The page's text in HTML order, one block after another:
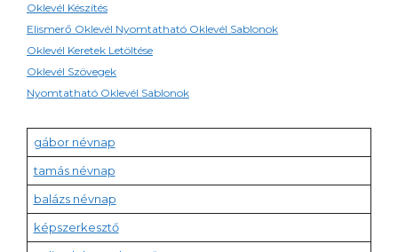
Oklevél Készítés
Elismerő Oklevél Nyomtatható Oklevél Sablonok
Oklevél Keretek Letöltése
Oklevél Szövegek
Nyomtatható Oklevél Sablonok
gábor névnap
tamás névnap
balázs névnap
képszerkesztő